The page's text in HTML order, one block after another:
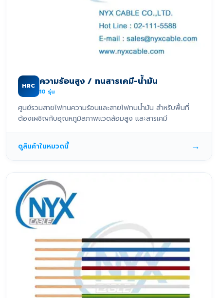
HRC ความร้อนสูง / ทนสารเคมี-น้ำมัน
10 รุ่น
ศูนย์รวมสายไฟทนความร้อนและสายไฟทนน้ำมัน สำหรับพื้นที่
ต้องเผชิญกับอุณหภูมิสภาพแวดล้อมสูง และสารเคมี
ดูสินค้าในหมวดนี้ →